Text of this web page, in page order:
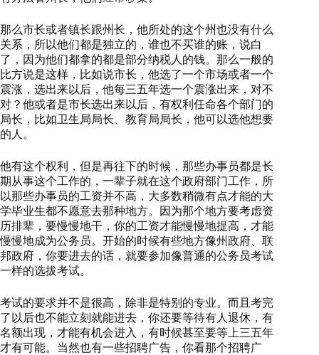
那么市长或者镇长跟州长，他所处的这个州也没有什么
关系，所以他们都是独立的，谁也不买谁的账，说白
了，因为他们都拿的都是部分纳税人的钱。那么一般的
比方说是这样，比如说市长，他选了一个市场或者一个
震涨，选出来以后，他每三五年选一个震涨出来，对不
对？他或者是市长选出来以后，有权利任命各个部门的
局长，比如卫生局局长、教育局局长，他可以选他想要
的人。
他有这个权利，但是再往下的时候，那些办事员都是长
期从事这个工作的，一辈子就在这个政府部门工作，所
以那些办事员的工资并不高，大多数稍微有点才能的大
学毕业生都不愿意去那种地方。因为那个地方要考虑资
历排辈，要慢慢地干，你的工资才能慢慢地提高，才能
慢慢地成为公务员。开始的时候有些地方像州政府、联
邦政府，你要进去的话，就要参加像普通的公务员考试
一样的选拔考试。
考试的要求并不是很高，除非是特别的专业。而且考完
了以后也不能立刻就能进去，你还要等待有人退休，有
名额出现，才能有机会进入，有时候甚至要等上三五年
才有可能。当然也有一些招聘广告，你看那个招聘广